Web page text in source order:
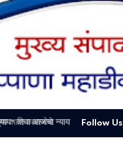
वाचा आजचा न्याय Follow Us